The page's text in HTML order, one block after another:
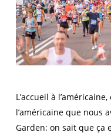
L’accueil à
l’américaine que nous
Garden: on sait que ça